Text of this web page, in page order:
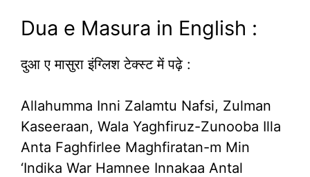
Dua e Masura in English :
दुआ ए मासुरा इंग्लिश टेक्स्ट में पढ़े :
Allahumma Inni Zalamtu Nafsi, Zulman
Kaseeraan, Wala Yaghfiruz-Zunooba Illa
Anta Faghfirlee Maghfiratan-m Min
‘Indika War Hamnee Innakaa Antal